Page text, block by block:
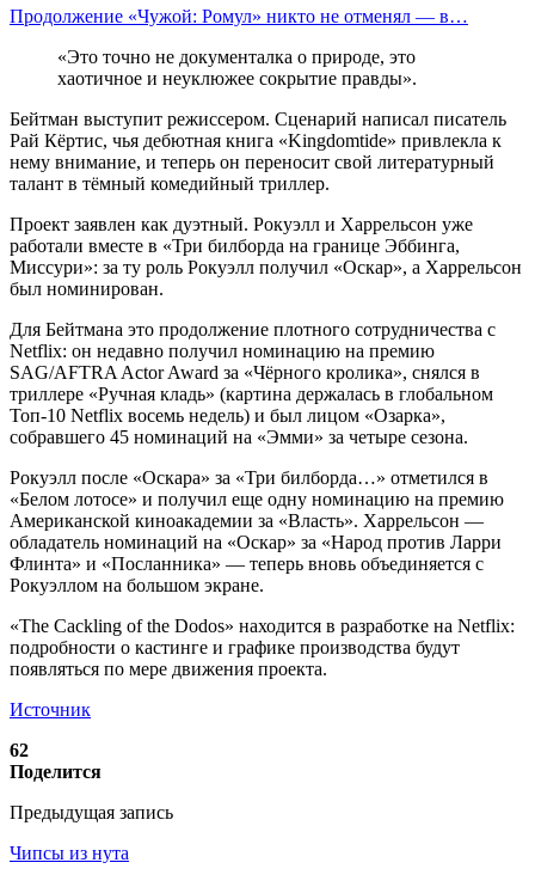
Продолжение «Чужой: Ромул» никто не отменял — в…
«Это точно не документалка о природе, это
хаотичное и неуклюжее сокрытие правды».
Бейтман выступит режиссером. Сценарий написал писатель
Рай Кёртис, чья дебютная книга «Kingdomtide» привлекла к
нему внимание, и теперь он переносит свой литературный
талант в тёмный комедийный триллер.
Проект заявлен как дуэтный. Рокуэлл и Харрельсон уже
работали вместе в «Три билборда на границе Эббинга,
Миссури»: за ту роль Рокуэлл получил «Оскар», а Харрельсон
был номинирован.
Для Бейтмана это продолжение плотного сотрудничества с
Netflix: он недавно получил номинацию на премию
SAG/AFTRA Actor Award за «Чёрного кролика», снялся в
триллере «Ручная кладь» (картина держалась в глобальном
Топ-10 Netflix восемь недель) и был лицом «Озарка»,
собравшего 45 номинаций на «Эмми» за четыре сезона.
Рокуэлл после «Оскара» за «Три билборда…» отметился в
«Белом лотосе» и получил еще одну номинацию на премию
Американской киноакадемии за «Власть». Харрельсон —
обладатель номинаций на «Оскар» за «Народ против Ларри
Флинта» и «Посланника» — теперь вновь объединяется с
Рокуэллом на большом экране.
«The Cackling of the Dodos» находится в разработке на Netflix:
подробности о кастинге и графике производства будут
появляться по мере движения проекта.
Источник
62
Поделится
Предыдущая запись
Чипсы из нута